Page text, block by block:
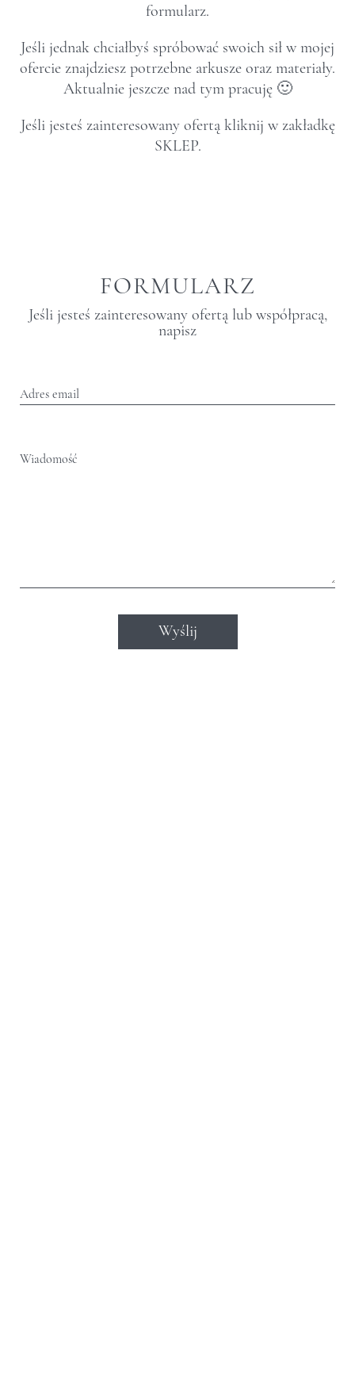
formularz.
Jeśli jednak chciałbyś spróbować swoich sił w mojej
ofercie znajdziesz potrzebne arkusze oraz materiały.
Aktualnie jeszcze nad tym pracuję 🙂
Jeśli jesteś zainteresowany ofertą kliknij w zakładkę
SKLEP.
FORMULARZ
Jeśli jesteś zainteresowany ofertą lub współpracą,
napisz
Adres email
Wiadomość
Wyślij